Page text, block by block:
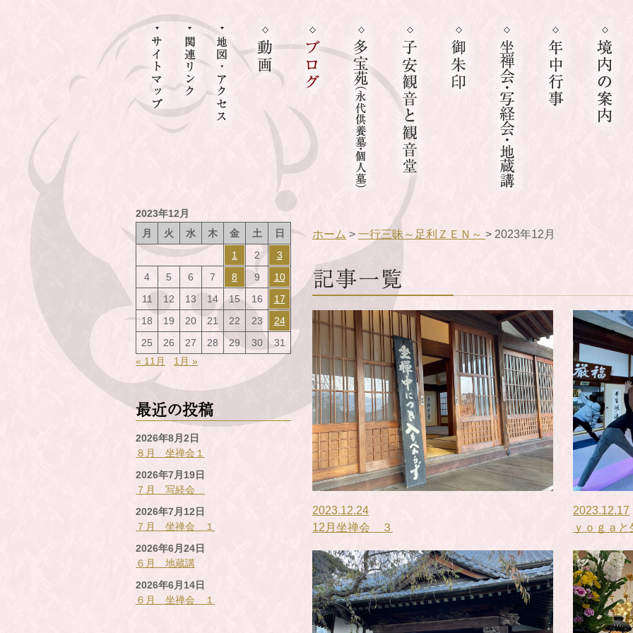
2023年12月
月
火 水 木 金 土
日
1
2
3
4
5 6 7 8 9
10
11
12 13 14 15 16
17
18
19 20 21 22 23
24
25
26 27 28 29 30
31
« 11月
1月 »
最近の投稿
８月 坐禅会１
2026年8月2日
７月 写経会
2026年7月19日
７月 坐禅会 １
2026年7月12日
６月 地蔵講
2026年6月24日
６月 坐禅会 １
2026年6月14日
ホーム > 一行三昧～足利ＺＥＮ～ > 2023年12月
2023.12.24
12月坐禅会 ３
2023.12.17
ｙｏｇａと